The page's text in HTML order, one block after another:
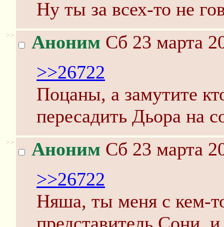
Ну ты за всех-то не
>> Аноним Сб 23 марта
>>26722
Поцаны, а замутите
пересадить Дьора на
>> Аноним Сб 23 марта
>>26722
Няша, ты меня с кем-